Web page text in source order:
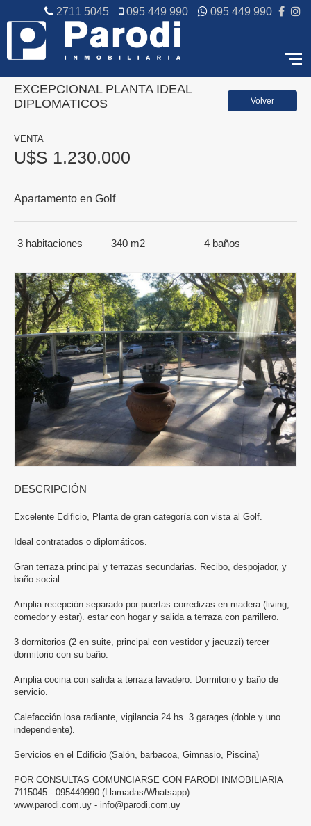
2711 5045 095 449 990 095 449 990
Volver
EXCEPCIONAL PLANTA IDEAL
DIPLOMATICOS
VENTA
U$S 1.230.000
Apartamento en Golf
3 habitaciones 340 m2 4 baños
DESCRIPCIÓN
Excelente Edificio, Planta de gran categoría con vista al Golf.
Ideal contratados o diplomáticos.
Gran terraza principal y terrazas secundarias. Recibo, despojador, y
baño social.
Amplia recepción separado por puertas corredizas en madera (living,
comedor y estar). estar con hogar y salida a terraza con parrillero.
3 dormitorios (2 en suite, principal con vestidor y jacuzzi) tercer
dormitorio con su baño.
Amplia cocina con salida a terraza lavadero. Dormitorio y baño de
servicio.
Calefacción losa radiante, vigilancia 24 hs. 3 garages (doble y uno
independiente).
Servicios en el Edificio (Salón, barbacoa, Gimnasio, Piscina)
POR CONSULTAS COMUNCIARSE CON PARODI INMOBILIARIA
7115045 - 095449990 (Llamadas/Whatsapp)
www.parodi.com.uy - info@parodi.com.uy